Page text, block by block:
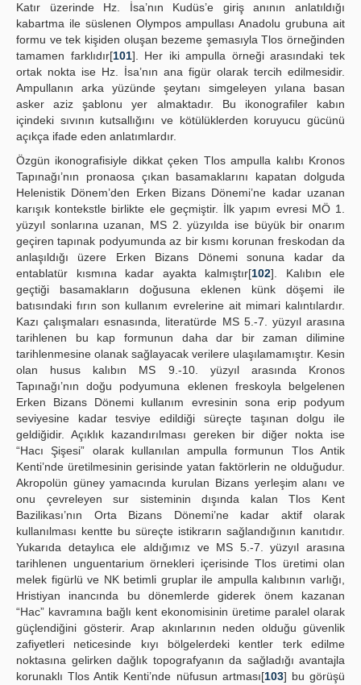
Katır üzerinde Hz. İsa’nın Kudüs’e giriş anının anlatıldığı
kabartma ile süslenen Olympos ampullası Anadolu grubuna ait
formu ve tek kişiden oluşan bezeme şemasıyla Tlos örneğinden
tamamen farklıdır[101]. Her iki ampulla örneği arasındaki tek
ortak nokta ise Hz. İsa’nın ana figür olarak tercih edilmesidir.
Ampullanın arka yüzünde şeytanı simgeleyen yılana basan
asker aziz şablonu yer almaktadır. Bu ikonografiler kabın
içindeki sıvının kutsallığını ve kötülüklerden koruyucu gücünü
açıkça ifade eden anlatımlardır.
Özgün ikonografisiyle dikkat çeken Tlos ampulla kalıbı Kronos
Tapınağı’nın pronaosa çıkan basamaklarını kapatan dolguda
Helenistik Dönem’den Erken Bizans Dönemi’ne kadar uzanan
karışık kontekstle birlikte ele geçmiştir. İlk yapım evresi MÖ 1.
yüzyıl sonlarına uzanan, MS 2. yüzyılda ise büyük bir onarım
geçiren tapınak podyumunda az bir kısmı korunan freskodan da
anlaşıldığı üzere Erken Bizans Dönemi sonuna kadar da
entablatür kısmına kadar ayakta kalmıştır[102]. Kalıbın ele
geçtiği basamakların doğusuna eklenen künk döşemi ile
batısındaki fırın son kullanım evrelerine ait mimari kalıntılardır.
Kazı çalışmaları esnasında, literatürde MS 5.-7. yüzyıl arasına
tarihlenen bu kap formunun daha dar bir zaman dilimine
tarihlenmesine olanak sağlayacak verilere ulaşılamamıştır. Kesin
olan husus kalıbın MS 9.-10. yüzyıl arasında Kronos
Tapınağı’nın doğu podyumuna eklenen freskoyla belgelenen
Erken Bizans Dönemi kullanım evresinin sona erip podyum
seviyesine kadar tesviye edildiği süreçte taşınan dolgu ile
geldiğidir. Açıklık kazandırılması gereken bir diğer nokta ise
“Hacı Şişesi” olarak kullanılan ampulla formunun Tlos Antik
Kenti’nde üretilmesinin gerisinde yatan faktörlerin ne olduğudur.
Akropolün güney yamacında kurulan Bizans yerleşim alanı ve
onu çevreleyen sur sisteminin dışında kalan Tlos Kent
Bazilikası’nın Orta Bizans Dönemi’ne kadar aktif olarak
kullanılması kentte bu süreçte istikrarın sağlandığının kanıtıdır.
Yukarıda detaylıca ele aldığımız ve MS 5.-7. yüzyıl arasına
tarihlenen unguentarium örnekleri içerisinde Tlos üretimi olan
melek figürlü ve NK betimli gruplar ile ampulla kalıbının varlığı,
Hristiyan inancında bu dönemlerde giderek önem kazanan
“Hac” kavramına bağlı kent ekonomisinin üretime paralel olarak
güçlendiğini gösterir. Arap akınlarının neden olduğu güvenlik
zafiyetleri neticesinde kıyı bölgelerdeki kentler terk edilme
noktasına gelirken dağlık topografyanın da sağladığı avantajla
korunaklı Tlos Antik Kenti’nde nüfusun artması[103] bu görüşü